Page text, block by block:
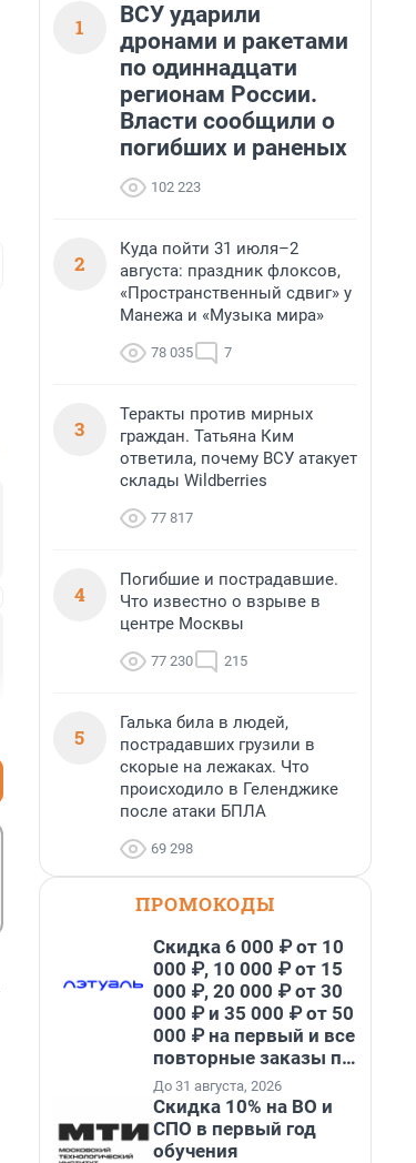
1
ВСУ ударили
дронами и ракетами
по одиннадцати
регионам России.
Власти сообщили о
погибших и раненых
102 223
2
Куда пойти 31 июля–2
августа: праздник флоксов,
«Пространственный сдвиг» у
Манежа и «Музыка мира»
78 035 7
3
Теракты против мирных
граждан. Татьяна Ким
ответила, почему ВСУ атакует
склады Wildberries
77 817
4
Погибшие и пострадавшие.
Что известно о взрыве в
центре Москвы
77 230 215
5
Галька била в людей,
пострадавших грузили в
скорые на лежаках. Что
происходило в Геленджике
после атаки БПЛА
69 298
ПРОМОКОДЫ
Скидка 6 000 ₽ от 10
000 ₽, 10 000 ₽ от 15
000 ₽, 20 000 ₽ от 30
000 ₽ и 35 000 ₽ от 50
000 ₽ на первый и все
повторные заказы по
промокоду НАБЕРИ
До 31 августа, 2026
Скидка 10% на ВО и
СПО в первый год
обучения